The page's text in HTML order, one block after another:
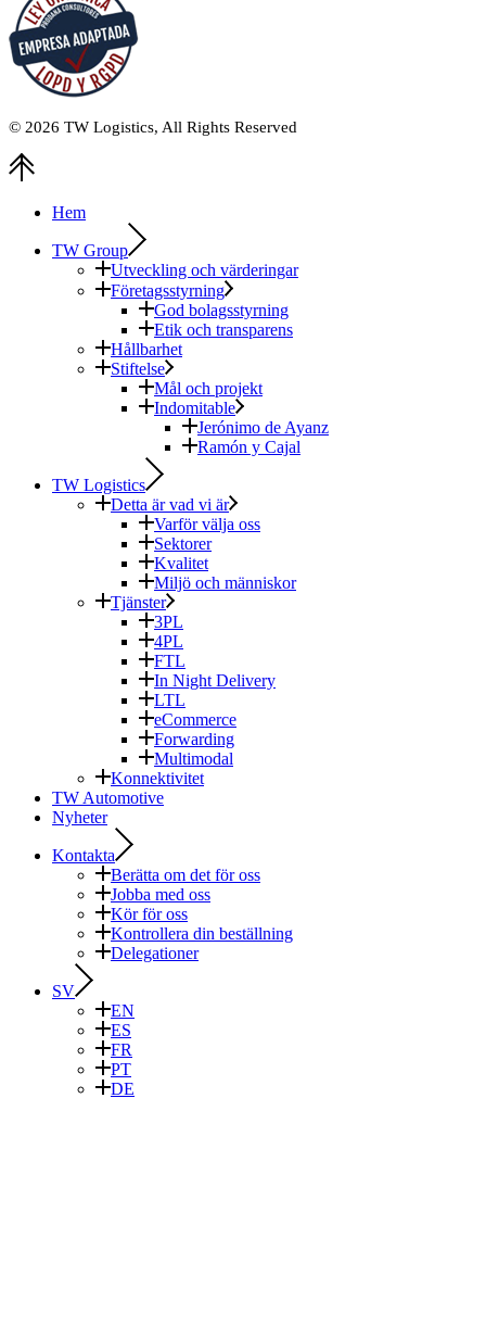
© 2026 TW Logistics, All Rights Reserved
Hem
TW Group
Utveckling och värderingar
Företagsstyrning
God bolagsstyrning
Etik och transparens
Hållbarhet
Stiftelse
Mål och projekt
Indomitable
Jerónimo de Ayanz
Ramón y Cajal
TW Logistics
Detta är vad vi är
Varför välja oss
Sektorer
Kvalitet
Miljö och människor
Tjänster
3PL
4PL
FTL
In Night Delivery
LTL
eCommerce
Forwarding
Multimodal
Konnektivitet
TW Automotive
Nyheter
Kontakta
Berätta om det för oss
Jobba med oss
Kör för oss
Kontrollera din beställning
Delegationer
SV
EN
ES
FR
PT
DE